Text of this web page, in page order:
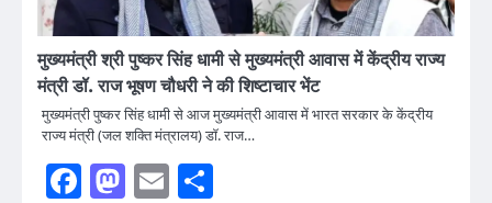
मुख्यमंत्री श्री पुष्कर सिंह धामी से मुख्यमंत्री आवास में केंद्रीय राज्य
मंत्री डॉ. राज भूषण चौधरी ने की शिष्टाचार भेंट
मुख्यमंत्री पुष्कर सिंह धामी से आज मुख्यमंत्री आवास में भारत सरकार के केंद्रीय
राज्य मंत्री (जल शक्ति मंत्रालय) डॉ. राज…
Facebook
Mastodon
Email